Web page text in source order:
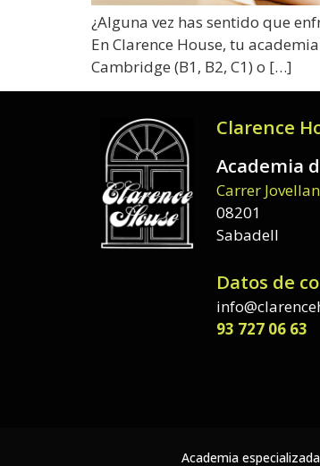
¿Alguna vez has sentido que
En Clarence House, tu
Cambridge (B1, B2, C1) o […]
Clarence
Academia
Carrer
08201
Sabadell
Datos de
93 727 06 63
Academia